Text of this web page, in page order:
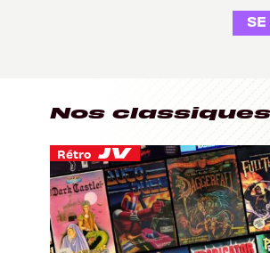
Nos classiques
Rétro